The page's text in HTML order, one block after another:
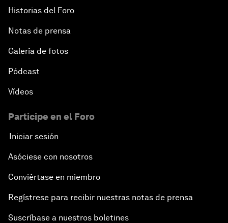
Historias del Foro
Notas de prensa
Galería de fotos
Pódcast
Vídeos
Participe en el Foro
Iniciar sesión
Asóciese con nosotros
Conviértase en miembro
Regístrese para recibir nuestras notas de prensa
Suscríbase a nuestros boletines